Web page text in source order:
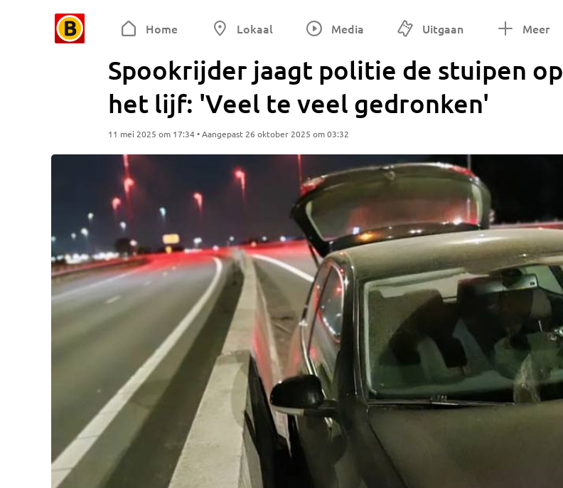
Home Lokaal Media Uitgaan Meer
Spookrijder jaagt politie de stuipen op
het lijf: 'Veel te veel gedronken'
11 mei 2025 om 17:34 • Aangepast 26 oktober 2025 om 03:32